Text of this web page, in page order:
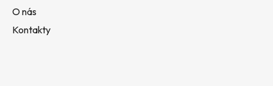
O nás
Kontakty